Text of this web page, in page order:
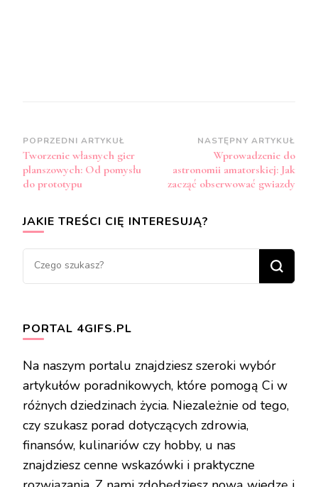
Zobacz
wpisy
POPRZEDNI ARTYKUŁ
Tworzenie własnych gier
planszowych: Od pomysłu
do prototypu
NASTĘPNY ARTYKUŁ
Wprowadzenie do
astronomii amatorskiej: Jak
zacząć obserwować gwiazdy
JAKIE TREŚCI CIĘ INTERESUJĄ?
Szukasz
czegoś?
PORTAL 4GIFS.PL
Na naszym portalu znajdziesz szeroki wybór
artykułów poradnikowych, które pomogą Ci w
różnych dziedzinach życia. Niezależnie od tego,
czy szukasz porad dotyczących zdrowia,
finansów, kulinariów czy hobby, u nas
znajdziesz cenne wskazówki i praktyczne